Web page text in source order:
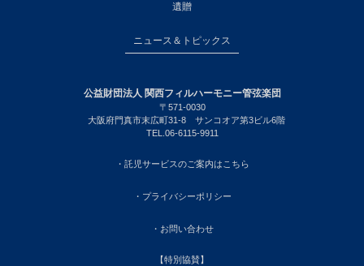
遺贈
ニュース＆トピックス
公益財団法人 関西フィルハーモニー管弦楽団
〒571-0030
大阪府門真市末広町31-8 サンコオア第3ビル6階
TEL.06-6115-9911
・託児サービスのご案内はこちら
・プライバシーポリシー
・お問い合わせ
【特別協賛】